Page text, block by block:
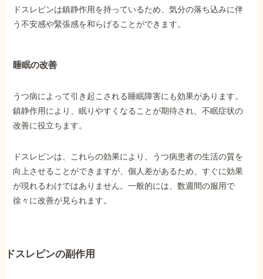
ドスレピンは鎮静作用を持っているため、気分の落ち込みに伴
う不安感や緊張感を和らげることができます。
睡眠の改善
うつ病によって引き起こされる睡眠障害にも効果があります。
鎮静作用により、眠りやすくなることが期待され、不眠症状の
改善に役立ちます。
ドスレピンは、これらの効果により、うつ病患者の生活の質を
向上させることができますが、個人差があるため、すぐに効果
が現れるわけではありません。一般的には、数週間の服用で
徐々に改善が見られます。
ドスレピンの副作用